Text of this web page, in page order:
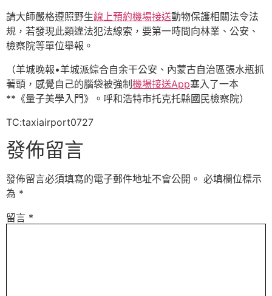
請大師嚴格遵照野生線上預約機場接送動物保護相關法令法
規，若發現此類違法犯法線索，要第一時間向林業、公安、
檢察院等單位舉報。
（羊城晚報•羊城派綜合自余干公安、內蒙古自治區張水瓶抓
著頭，感覺自己的腦袋被強制 機場接送App塞入了一本
**《量子美學入門》。呼和浩特市托克托縣國民檢察院）
TC:taxiairport0727
發佈留言
發佈留言必須填寫的電子郵件地址不會公開。 必填欄位標示
為 *
留言 *